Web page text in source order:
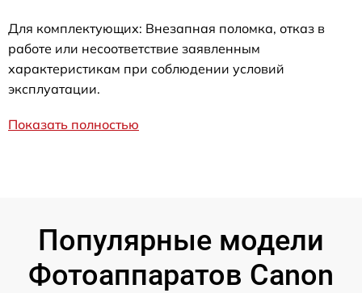
Для комплектующих: Внезапная поломка, отказ в
работе или несоответствие заявленным
характеристикам при соблюдении условий
эксплуатации.
Показать полностью
Популярные модели
Фотоаппаратов Canon